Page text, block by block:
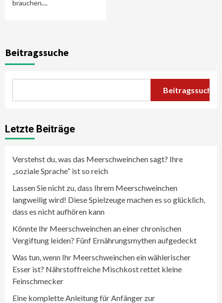
brauchen....
Beitragssuche
Beitragssuche
Letzte Beiträge
Verstehst du, was das Meerschweinchen sagt? Ihre
„soziale Sprache“ ist so reich
Lassen Sie nicht zu, dass Ihrem Meerschweinchen
langweilig wird! Diese Spielzeuge machen es so glücklich,
dass es nicht aufhören kann
Könnte Ihr Meerschweinchen an einer chronischen
Vergiftung leiden? Fünf Ernährungsmythen aufgedeckt
Was tun, wenn Ihr Meerschweinchen ein wählerischer
Esser ist? Nährstoffreiche Mischkost rettet kleine
Feinschmecker
Eine komplette Anleitung für Anfänger zur